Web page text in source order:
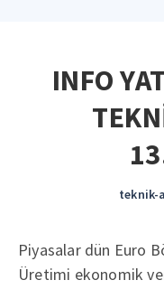
INFO
teknik-
Piyasalar dün Euro
Üretimi ekonomik